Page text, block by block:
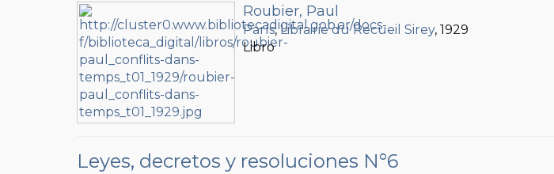
Roubier, Paul
París,Librairie du Recueil Sirey, 1929
Libro
Leyes, decretos y resoluciones N°6